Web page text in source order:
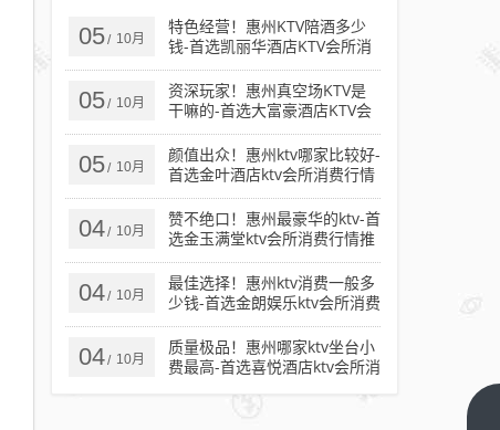
05/ 10月
特色经营！惠州KTV陪酒多少
钱-首选凯丽华酒店KTV会所消
费行情推荐
05/ 10月
资深玩家！惠州真空场KTV是
干嘛的-首选大富豪酒店KTV会
所消费行情推荐
05/ 10月
颜值出众！惠州ktv哪家比较好-
首选金叶酒店ktv会所消费行情
推荐
04/ 10月
赞不绝口！惠州最豪华的ktv-首
选金玉满堂ktv会所消费行情推
荐
04/ 10月
最佳选择！惠州ktv消费一般多
少钱-首选金朗娱乐ktv会所消费
行情推荐
04/ 10月
质量极品！惠州哪家ktv坐台小
费最高-首选喜悦酒店ktv会所消